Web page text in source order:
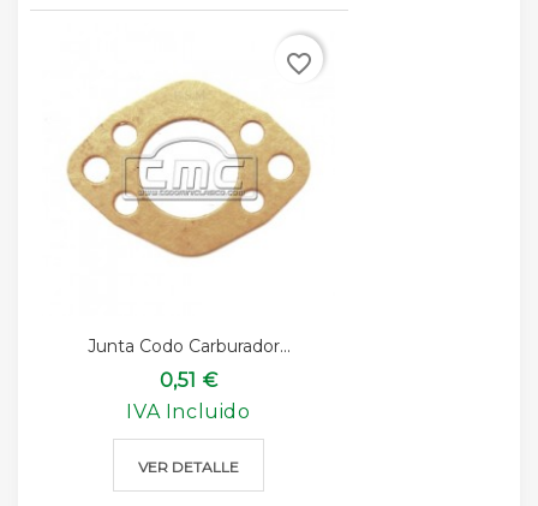
Junta Codo Carburador...
0,51 €
IVA Incluido
VER DETALLE
favorite_border